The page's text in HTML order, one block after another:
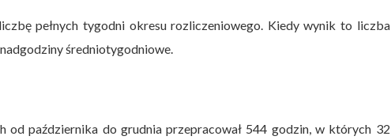
pełnych tygodni okresu rozliczeniowego. Kiedy wynik to liczba
średniotygodniowe.
od października do grudnia przepracował 544 godzin, w których 32